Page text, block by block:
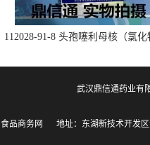
112028-91-8 头孢噻利母核（氯化
武汉鼎信通药业有
食品商务网 地址：东湖新技术开发